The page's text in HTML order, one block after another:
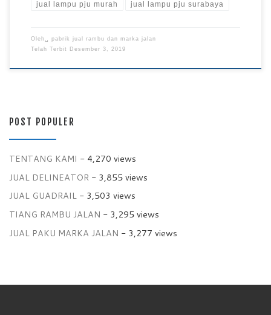
jual lampu pju murah jual lampu pju surabaya
Oleh␣ pabrik jual rambu dan marka jalan
Telah Terbit
Desember 3, 2019
POST POPULER
TENTANG KAMI - 4,270 views
JUAL DELINEATOR - 3,855 views
JUAL GUADRAIL - 3,503 views
TIANG RAMBU JALAN - 3,295 views
JUAL PAKU MARKA JALAN - 3,277 views